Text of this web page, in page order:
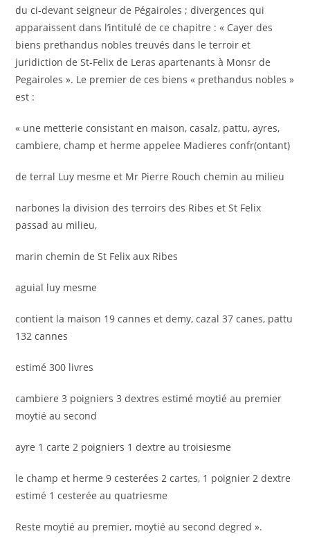
du ci-devant seigneur de Pégairoles ; divergences qui
apparaissent dans l’intitulé de ce chapitre : « Cayer des
biens prethandus nobles treuvés dans le terroir et
juridiction de St-Felix de Leras apartenants à Monsr de
Pegairoles ». Le premier de ces biens « prethandus nobles »
est :
« une metterie consistant en maison, casalz, pattu, ayres,
cambiere, champ et herme appelee Madieres confr(ontant)
de terral Luy mesme et Mr Pierre Rouch chemin au milieu
narbones la division des terroirs des Ribes et St Felix
passad au milieu,
marin chemin de St Felix aux Ribes
aguial luy mesme
contient la maison 19 cannes et demy, cazal 37 canes, pattu
132 cannes
estimé 300 livres
cambiere 3 poigniers 3 dextres estimé moytié au premier
moytié au second
ayre 1 carte 2 poigniers 1 dextre au troisiesme
le champ et herme 9 cesterées 2 cartes, 1 poignier 2 dextre
estimé 1 cesterée au quatriesme
Reste moytié au premier, moytié au second degred ».